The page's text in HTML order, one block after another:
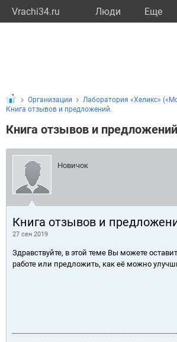
Vrachi34.ru Люди Eще
Организации Лаборатория «Хеликс»
Книга отзывов и предложений.
Книга отзывов и
Новичок
Книга отзывов и
27 сен 2019
Здравствуйте, в этой теме Вы можете
работе или предложить, как её можно